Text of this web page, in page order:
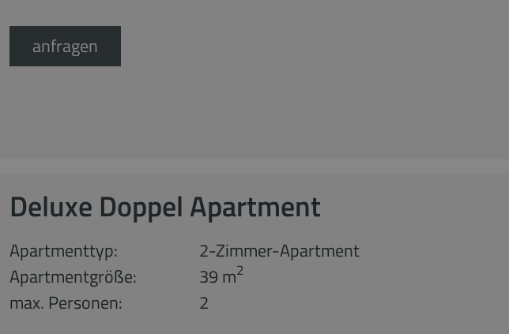
anfragen
Deluxe Doppel Apartment
Apartmenttyp:
2-Zimmer-Apartment
Apartmentgröße:
39 m2
max. Personen: 2